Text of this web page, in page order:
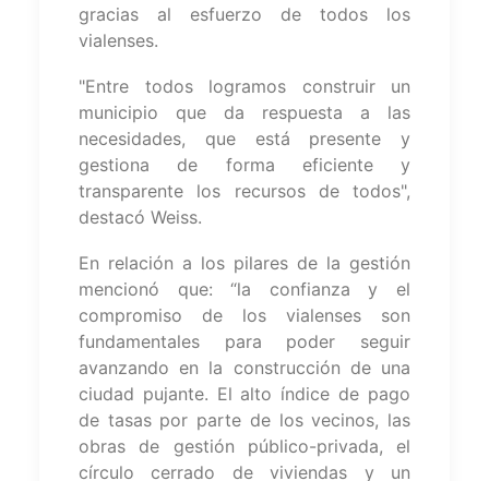
gracias al esfuerzo de todos los
vialenses.
"Entre todos logramos construir un
municipio que da respuesta a las
necesidades, que está presente y
gestiona de forma eficiente y
transparente los recursos de todos",
destacó Weiss.
En relación a los pilares de la gestión
mencionó que: “la confianza y el
compromiso de los vialenses son
fundamentales para poder seguir
avanzando en la construcción de una
ciudad pujante. El alto índice de pago
de tasas por parte de los vecinos, las
obras de gestión público-privada, el
círculo cerrado de viviendas y un